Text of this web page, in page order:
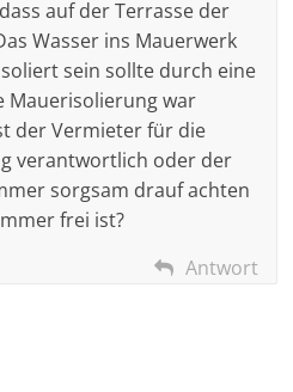
auf der Terrasse der
Wasser ins Mauerwerk
sein sollte durch eine
Mauerisolierung war
der Vermieter für die
verantwortlich oder der
sorgsam drauf achten
frei ist?
Antwort